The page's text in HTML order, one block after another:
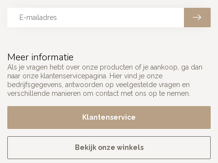
Meer informatie
Als je vragen hebt over onze producten of je aankoop, ga dan
naar onze klantenservicepagina. Hier vind je onze
bedrijfsgegevens, antwoorden op veelgestelde vragen en
verschillende manieren om contact met ons op te nemen.
Klantenservice
Bekijk onze winkels